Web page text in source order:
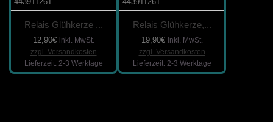
Relais Glühkerze ...
12,90€ inkl. MwSt.
zzgl. Versandkosten
Lieferzeit: 2-3 Werktage
Relais Glühkerze,...
19,90€ inkl. MwSt.
zzgl. Versandkosten
Lieferzeit: 2-3 Werktage